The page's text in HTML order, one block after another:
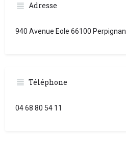
Adresse
940 Avenue Eole 66100 Perpignan
Téléphone
04 68 80 54 11